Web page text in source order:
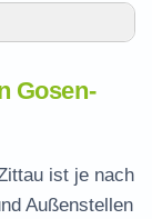
in Gosen-
beantragen
Gosen-
ist je nach
Außenstellen